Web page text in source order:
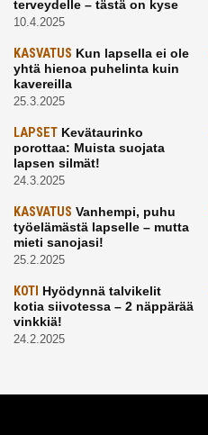
terveydelle – tästä on kyse
10.4.2025
KASVATUS Kun lapsella ei ole
yhtä hienoa puhelinta kuin
kavereilla
25.3.2025
LAPSET Kevätaurinko
porottaa: Muista suojata
lapsen silmät!
24.3.2025
KASVATUS Vanhempi, puhu
työelämästä lapselle – mutta
mieti sanojasi!
25.2.2025
KOTI Hyödynnä talvikelit
kotia siivotessa – 2 näppärää
vinkkiä!
24.2.2025